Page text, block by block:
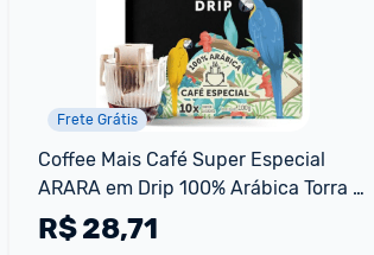
Frete Grátis
Coffee Mais Café Super Especial
ARARA em Drip 100% Arábica Torra
Média Caixa com 10 Unidades
R$28,71